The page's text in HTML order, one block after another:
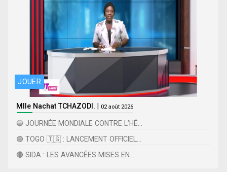
JOUER
Mlle Nachat TCHAZODI. | 02 août 2026
🔵 JOURNÉE MONDIALE CONTRE L’HÉ...
🟢 TOGO 🇹🇬 : LANCEMENT OFFICIEL...
🔴 SIDA : LES AVANCÉES MISES EN...